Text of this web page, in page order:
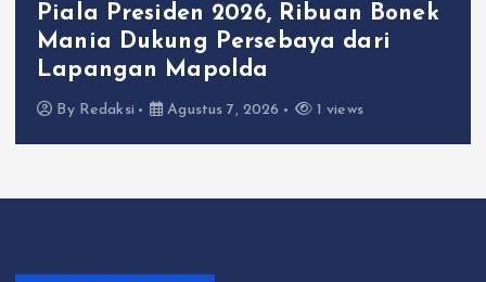
Piala Presiden 2026, Ribuan Bonek
Mania Dukung Persebaya dari
Lapangan Mapolda
By Redaksi Agustus 7, 2026 1 views